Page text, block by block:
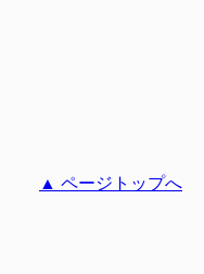
▲ ページトップへ